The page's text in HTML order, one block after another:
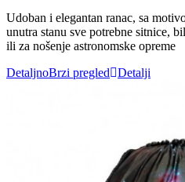
Udoban i elegantan ranac, sa
unutra stanu sve potrebne sitnice,
ili za nošenje astronomske opreme
DetaljnoBrzi pregled Detalji